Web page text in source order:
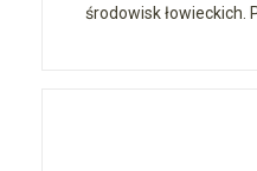
środowisk łowieckich.